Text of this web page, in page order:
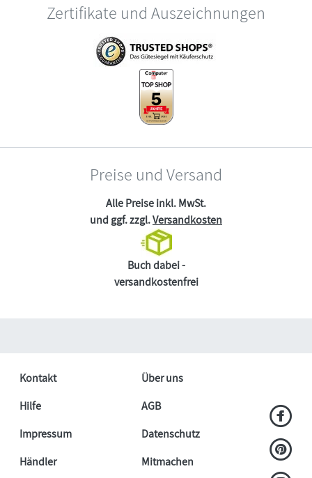
Zertifikate und Auszeichnungen
Preise und Versand
Alle Preise inkl. MwSt.
und ggf. zzgl.Versandkosten
Buch dabei -
versandkostenfrei
Kontakt
Über uns
Hilfe
AGB
Impressum
Datenschutz
Händler
Mitmachen